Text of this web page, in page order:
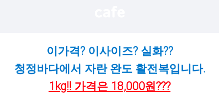
이가격? 이사이즈? 실화??
청정바다에서 자란 완도 활전복입니다.
1kg!! 가격은 18,000원???